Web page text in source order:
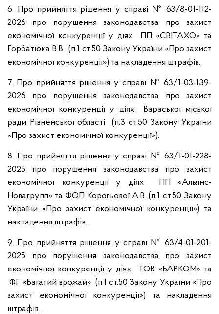
6. Про прийняття рішення у справі № 63/8-01-112-
2026 про порушення законодавства про захист
економічної конкуренції у діях ПП «СВІТАХО» та
Горбатюка В.В. (п.1 ст.50 Закону України «Про захист
економічної конкуренції») та накладення штрафів.
7. Про прийняття рішення у справі № 63/1-03-139-
2026 про порушення законодавства про захист
економічної конкуренції у діях Вараської міської
ради Рівненської області (п.3 ст.50 Закону України
«Про захист економічної конкуренції»).
8. Про прийняття рішення у справі № 63/1-01-228-
2025 про порушення законодавства про захист
економічної конкуренції у діях ПП «Альянс-
Новагрупп» та ФОП Корольової А.В. (п.1 ст.50 Закону
України «Про захист економічної конкуренції») та
накладення штрафів.
9. Про прийняття рішення у справі № 63/4-01-201-
2025 про порушення законодавства про захист
економічної конкуренції у діях ТОВ «БАРКОМ» та
ФГ «Багатий врожай» (п.1 ст.50 Закону України «Про
захист економічної конкуренції») та накладення
штрафів.